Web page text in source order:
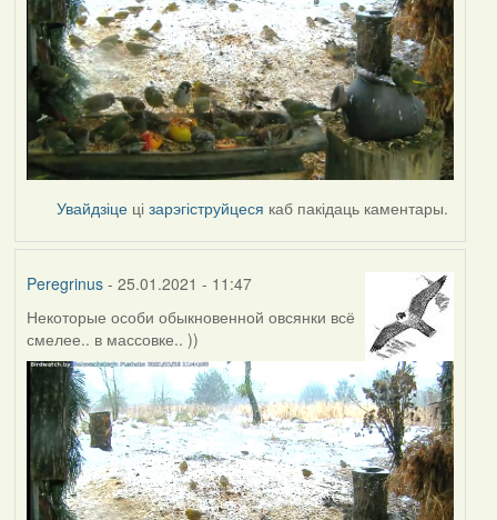
Увайдзіце цізарэгіструйцеся каб пакідаць каментары.
Peregrinus- 25.01.2021 - 11:47
Некоторые особи обыкновенной овсянки всё
смелее.. в массовке.. ))